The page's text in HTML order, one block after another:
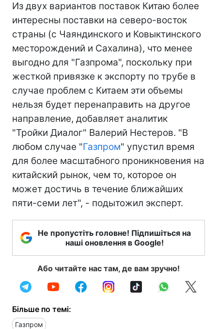
Из двух вариантов поставок Китаю более
интересны поставки на северо-восток
страны (с Чаяндинского и Ковыктинского
месторождений и Сахалина), что менее
выгодно для "Газпрома", поскольку при
жесткой привязке к экспорту по трубе в
случае проблем с Китаем эти объемы
нельзя будет перенаправить на другое
направление, добавляет аналитик
"Тройки Диалог" Валерий Нестеров. "В
любом случае "Газпром" упустил время
для более масштабного проникновения на
китайский рынок, чем то, которое он
может достичь в течение ближайших
пяти-семи лет", - подытожил эксперт.
Не пропустіть головне! Підпишіться на
наші оновлення в Google!
Або читайте нас там, де вам зручно!
Більше по темі:
Газпром